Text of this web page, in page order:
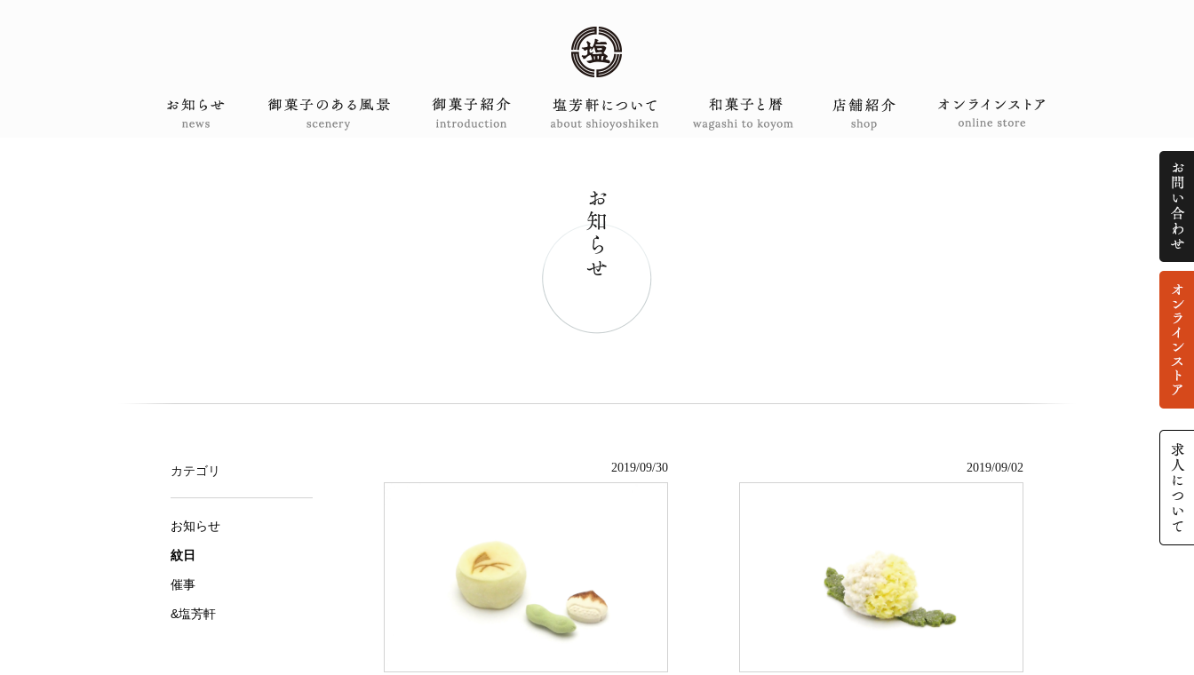
2019/09/30 2019/09/02
カテゴリ
お知らせ
紋日
催事
&塩芳軒